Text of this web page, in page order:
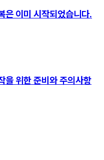
은 이미 시작되었습니다.
을 위한 준비와 주의사항